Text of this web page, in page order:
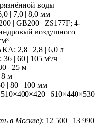
воды
| 7,0 | 8,0 мм
| GB200 | ZS177F; 4-
воздушного
2,8 | 2,8 | 6,0 л
| 60 | 105 м³/ч
| 25 м
м
80 | 100 мм
| 610×440×530
в Москве): 12 500 | 13 990 |